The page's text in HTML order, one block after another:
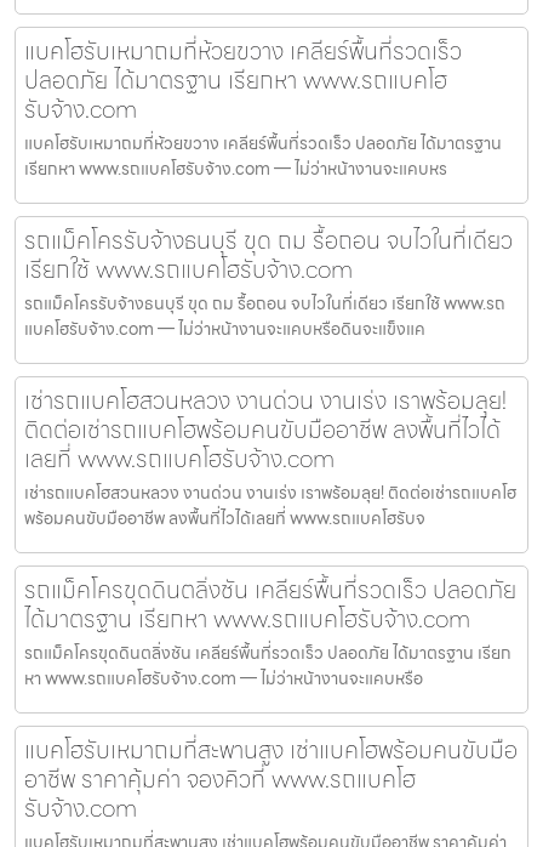
แบคโฮรับเหมาถมที่ห้วยขวาง เคลียร์พื้นที่รวดเร็ว
ปลอดภัย ได้มาตรฐาน เรียกหา www.รถแบคโฮ
รับจ้าง.com
แบคโฮรับเหมาถมที่ห้วยขวาง เคลียร์พื้นที่รวดเร็ว ปลอดภัย ได้มาตรฐาน
เรียกหา www.รถแบคโฮรับจ้าง.com — ไม่ว่าหน้างานจะแคบหร
รถแม็คโครรับจ้างธนบุรี ขุด ถม รื้อถอน จบไวในที่เดียว
เรียกใช้ www.รถแบคโฮรับจ้าง.com
รถแม็คโครรับจ้างธนบุรี ขุด ถม รื้อถอน จบไวในที่เดียว เรียกใช้ www.รถ
แบคโฮรับจ้าง.com — ไม่ว่าหน้างานจะแคบหรือดินจะแข็งแค
เช่ารถแบคโฮสวนหลวง งานด่วน งานเร่ง เราพร้อมลุย!
ติดต่อเช่ารถแบคโฮพร้อมคนขับมืออาชีพ ลงพื้นที่ไวได้
เลยที่ www.รถแบคโฮรับจ้าง.com
เช่ารถแบคโฮสวนหลวง งานด่วน งานเร่ง เราพร้อมลุย! ติดต่อเช่ารถแบคโฮ
พร้อมคนขับมืออาชีพ ลงพื้นที่ไวได้เลยที่ www.รถแบคโฮรับจ
รถแม็คโครขุดดินตลิ่งชัน เคลียร์พื้นที่รวดเร็ว ปลอดภัย
ได้มาตรฐาน เรียกหา www.รถแบคโฮรับจ้าง.com
รถแม็คโครขุดดินตลิ่งชัน เคลียร์พื้นที่รวดเร็ว ปลอดภัย ได้มาตรฐาน เรียก
หา www.รถแบคโฮรับจ้าง.com — ไม่ว่าหน้างานจะแคบหรือ
แบคโฮรับเหมาถมที่สะพานสูง เช่าแบคโฮพร้อมคนขับมือ
อาชีพ ราคาคุ้มค่า จองคิวที่ www.รถแบคโฮ
รับจ้าง.com